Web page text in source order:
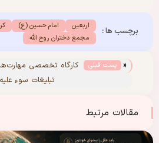
برچسب ها : اربعین امام حسین (ع)
مجمع دختران روح الله
« پست قبلی
کارگاه تخصصی
تبلیغات سوء
مقالات مرتبط